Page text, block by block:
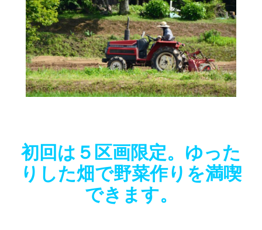
初回は５区画限定。ゆった
りした畑で野菜作りを満喫
できます。